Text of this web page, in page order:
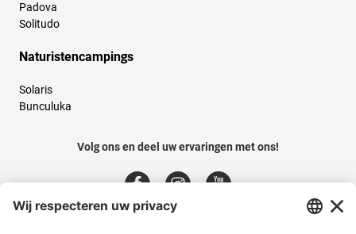
Padova
Solitudo
Naturistencampings
Solaris
Bunculuka
Volg ons en deel uw ervaringen met ons!